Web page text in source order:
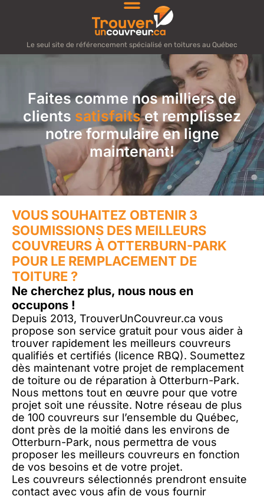
Le seul site de référencement spécialisé en toitures au Québec
Faites comme nos milliers de
clients satisfaitset remplissez
notre formulaire en ligne
maintenant!
VOUS SOUHAITEZ OBTENIR 3
SOUMISSIONS DES MEILLEURS
COUVREURS À OTTERBURN-PARK
POUR LE REMPLACEMENT DE
TOITURE ?
Ne cherchez plus, nous nous en
occupons !
Depuis 2013, TrouverUnCouvreur.ca vous
propose son service gratuit pour vous aider à
trouver rapidement les meilleurs couvreurs
qualifiés et certifiés (licence RBQ). Soumettez
dès maintenant votre projet de remplacement
de toiture ou de réparation à Otterburn-Park.
Nous mettons tout en œuvre pour que votre
projet soit une réussite. Notre réseau de plus
de 100 couvreurs sur l’ensemble du Québec,
dont près de la moitié dans les environs de
Otterburn-Park, nous permettra de vous
proposer les meilleurs couvreurs en fonction
de vos besoins et de votre projet.
Les couvreurs sélectionnés prendront ensuite
contact avec vous afin de vous fournir